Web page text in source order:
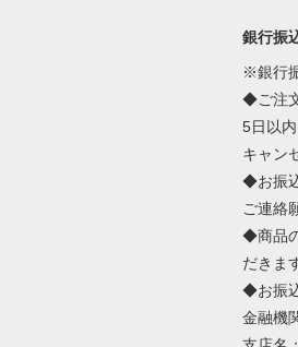
銀行振
※銀行
◆ご注
5日以
キャン
◆お振
ご連絡
◆商品
だきま
◆お振
金融機